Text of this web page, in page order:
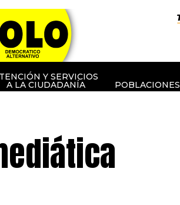
Y SERVICIOS
A LA CIUDADANÍA POBLACIONES